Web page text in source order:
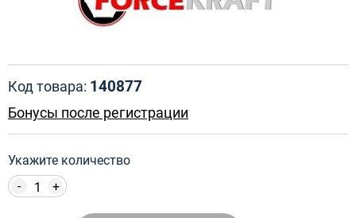
Код товара: 140877
Бонусы после регистрации
Укажите количество
+
-